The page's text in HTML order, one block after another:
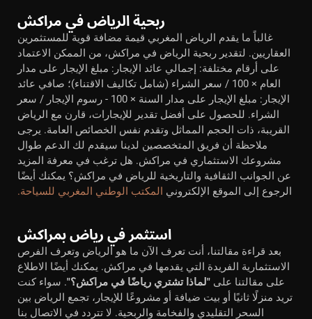
ربحية الرياض في مراكش
غالباً ما يقدم الرياض المغربي قيمة مضافة قوية للمستثمرين
العقاريين. لتقدير ربحية الرياض في مراكش، من الممكن الاعتماد
على أرقام مختلفة: إجمالي عائد الإيجار: مبلغ الإيجار على مدار
العام × 100 / سعر الشراء (شامل تكاليف الاقتناء)؛ صافي عائد
الإيجار: مبلغ الإيجار على مدار السنة × 100 - رسوم الإيجار / سعر
الشراء. للحصول على أفضل تقدير للإيجارات، قارن مع الرياض
القريبة، ذات الحجم المماثل وتقدم نفس الخصائص العامة. يرجى
ملاحظة أن فريق المتخصصين لدينا سيقدم لك الدعم طوال
مشروعك الاستثماري في مراكش. هل ترغب في معرفة المزيد
عن الجوانب الثقافية والتاريخية للرياض في مراكش؟ يمكنك أيضًا
الرجوع إلى الموقع الإلكتروني المكتب الوطني المغربي للسياحة.
استثمر في رياض بمراكش
بعد قراءة مقالتنا، أنت تعرف الآن ما هو الرياض وتعرف الفرص
الاستثمارية الفريدة التي يقدمها في مراكش. يمكنك أيضًا الاطلاع
على مقالتنا على "لماذا تشتري رياضًا في مراكش؟". سواء كنت
تريد منزلًا ثانيًا أو بيت ضيافة أو مشروعًا للإيجار، تجمع الرياض بين
السحر التقليدي والفخامة والربحية. لا تتردد في الاتصال بنا